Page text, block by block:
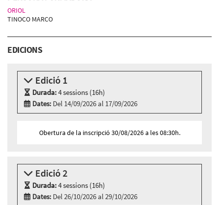
ORIOL
TINOCO MARCO
EDICIONS
Edició 1
Durada:4 sessions (16h)
Dates: Del 14/09/2026 al 17/09/2026
Idioma:Català
Dilluns 14 de setembre, 15:30h - 19:30h
Dimarts 15 de setembre, 15:30h - 19:30h
Dimecres 16 de setembre, 15:30h - 19:30h
Dijous 17 de setembre, 15:30h - 19:30h
Obertura de la inscripció 30/08/2026 a les 08:30h.
Edició 2
Durada:4 sessions (16h)
Dates: Del 26/10/2026 al 29/10/2026